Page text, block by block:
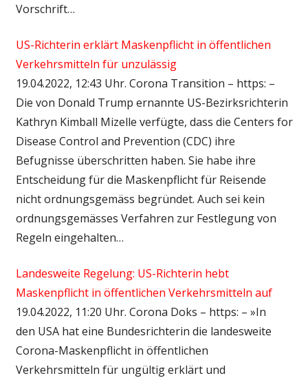
Vorschrift…
US-Richterin erklärt Maskenpflicht in öffentlichen
Verkehrsmitteln für unzulässig
19.04.2022, 12:43 Uhr. Corona Transition – https: –
Die von Donald Trump ernannte US-Bezirksrichterin
Kathryn Kimball Mizelle verfügte, dass die Centers for
Disease Control and Prevention (CDC) ihre
Befugnisse überschritten haben. Sie habe ihre
Entscheidung für die Maskenpflicht für Reisende
nicht ordnungsgemäss begründet. Auch sei kein
ordnungsgemässes Verfahren zur Festlegung von
Regeln eingehalten…
Landesweite Regelung: US-Richterin hebt
Maskenpflicht in öffentlichen Verkehrsmitteln auf
19.04.2022, 11:20 Uhr. Corona Doks – https: – »In
den USA hat eine Bundesrichterin die landesweite
Corona-Maskenpflicht in öffentlichen
Verkehrsmitteln für ungültig erklärt und